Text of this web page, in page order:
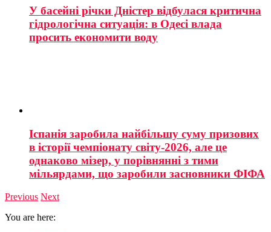
У басейні річки Дністер відбулася критична
гідрологічна ситуація: в Одесі влада
просить економити воду
Іспанія заробила найбільшу суму призових
в історії чемпіонату світу-2026, але це
однаково мізер, у порівнянні з тими
мільярдами, що заробили засновники ФІФА
Previous Next
You are here: